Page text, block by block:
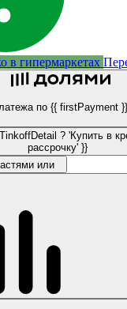
в гипермаркетах
по {{ firstPayment
? 'Купить в
рассрочку' }}
или